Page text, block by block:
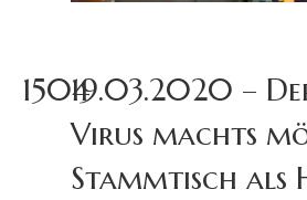
150419.03.2020 –
Virus machts
Stammtisch als